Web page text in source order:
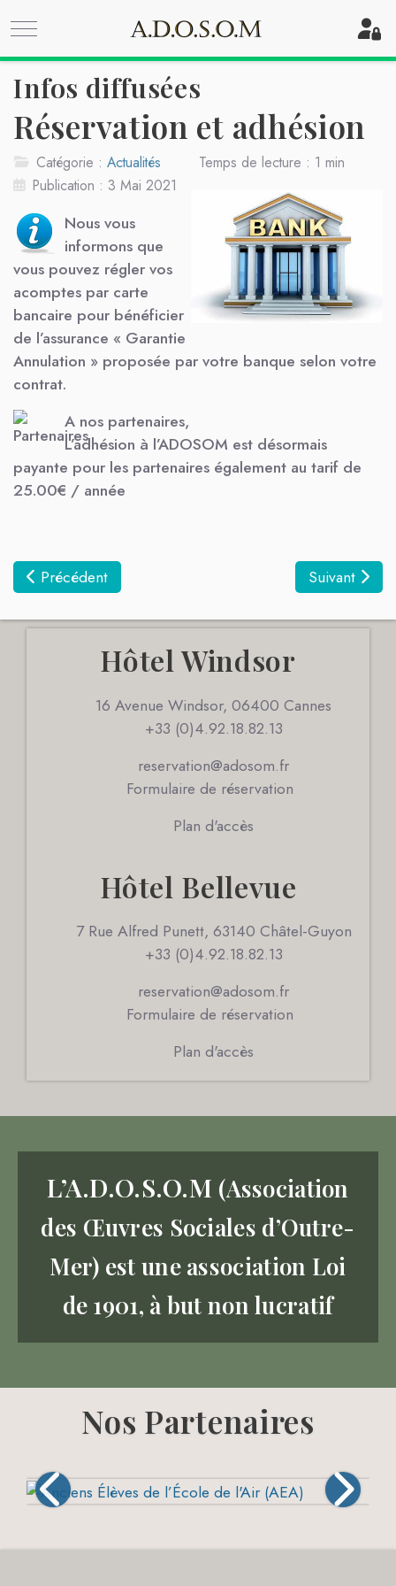
Mobile Menu Toggle
Infos diffusées
Réservation et adhésion
Catégorie :Actualités
Temps de lecture : 1 min
Publication : 3 Mai 2021
Nous vous
informons que
vous pouvez régler vos
acomptes par carte
bancaire pour bénéficier
de l’assurance « Garantie
Annulation » proposée par votre banque selon votre
contrat.
A nos partenaires,
L’adhésion à l’ADOSOM est désormais
payante pour les partenaires également au tarif de
25.00€ / année
Article précédent : Location vélo/trottinette électrique
Précédent Article
Suivant
Hôtel Windsor
16 Avenue Windsor, 06400 Cannes
+33 (0)4.92.18.82.13
reservation@adosom.fr
Formulaire de réservation
Plan d'accès
Hôtel Bellevue
7 Rue Alfred Punett, 63140 Châtel-Guyon
+33 (0)4.92.18.82.13
reservation@adosom.fr
Formulaire de réservation
Plan d'accès
L’A.D.O.S.O.M (Association
des Œuvres Sociales d’Outre-
Mer) est une association Loi
de 1901, à but non lucratif
Nos Partenaires